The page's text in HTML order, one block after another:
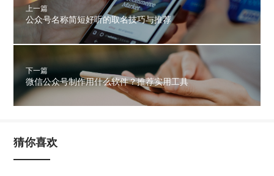
上一篇
公众号名称简短好听的取名技巧与推荐
下一篇
微信公众号制作用什么软件？推荐实用工具
猜你喜欢